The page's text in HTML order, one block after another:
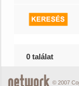
0 találat
© 2007